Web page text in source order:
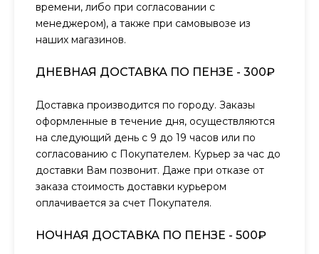
времени, либо при согласовании с
менеджером), а также при самовывозе из
наших магазинов.
ДНЕВНАЯ ДОСТАВКА ПО ПЕНЗЕ - 300₽
Доставка производится по городу. Заказы
оформленные в течение дня, осуществляются
на следующий день с 9 до 19 часов или по
согласованию с Покупателем. Курьер за час до
доставки Вам позвонит. Даже при отказе от
заказа стоимость доставки курьером
оплачивается за счет Покупателя.
НОЧНАЯ ДОСТАВКА ПО ПЕНЗЕ - 500₽